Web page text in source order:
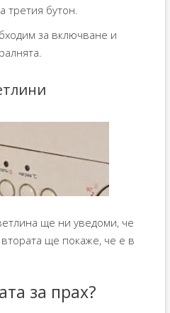
третия бутон.
за включване и
ще ни уведоми, че
ще покаже, че е в
за прах?